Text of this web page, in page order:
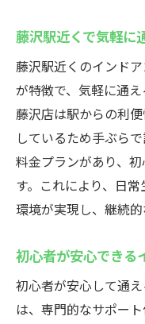
藤沢駅近く
説
通い放題プ
現
初心者向け
方
24時間営業のゴ
ップ
仕事終わり
スマホ予約
習場
藤沢駅近くで気軽に
藤沢駅近くのインド
が特徴で、気軽に通
藤沢店は駅からの利
しているため手ぶら
料金プランがあり、
す。これにより、日
環境が実現し、継続的
初心者が安心できる
初心者が安心して通
は、専門的なサポー